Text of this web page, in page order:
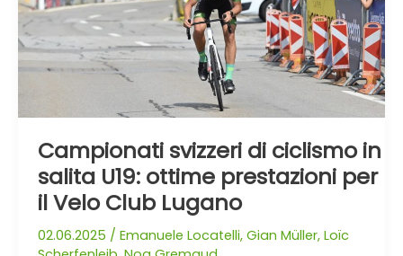
Campionati svizzeri di ciclismo in
salita U19: ottime prestazioni per
il Velo Club Lugano
02.06.2025 / Emanuele Locatelli, Gian Müller, Loïc
ciclismo
salita
U19:
prestazioni
per
il
Velo
Club
Lugano